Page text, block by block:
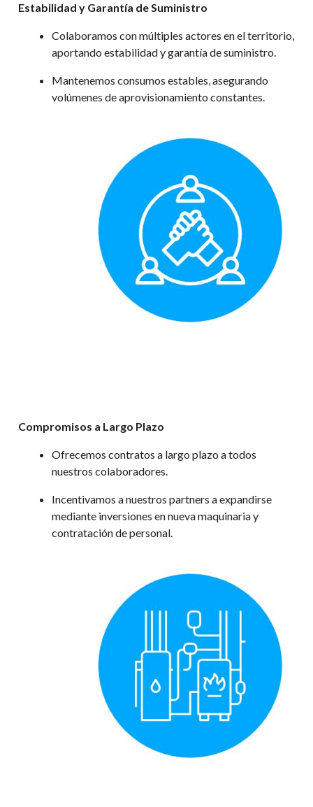
Estabilidad y Garantía de Suministro
Colaboramos con múltiples actores en el territorio,
aportando estabilidad y garantía de suministro.
Mantenemos consumos estables, asegurando
volúmenes de aprovisionamiento constantes.
Compromisos a Largo Plazo
Ofrecemos contratos a largo plazo a todos
nuestros colaboradores.
Incentivamos a nuestros partners a expandirse
mediante inversiones en nueva maquinaria y
contratación de personal.